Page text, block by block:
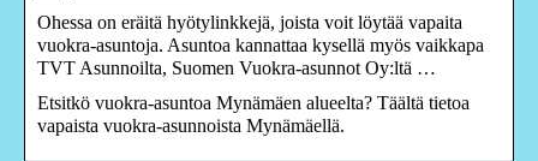
Ohessa on eräitä hyötylinkkejä, joista voit löytää vapaita
vuokra-asuntoja. Asuntoa kannattaa kysellä myös vaikkapa
TVT Asunnoilta, Suomen Vuokra-asunnot Oy:ltä …
Etsitkö vuokra-asuntoa Mynämäen alueelta? Täältä tietoa
vapaista vuokra-asunnoista Mynämäellä.